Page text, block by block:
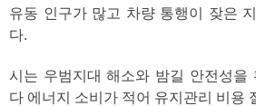
유동 인구가 많고 차량 통행이 잦은
다.
시는 우범지대 해소와 밤길 안전성을
다 에너지 소비가 적어 유지관리 비용